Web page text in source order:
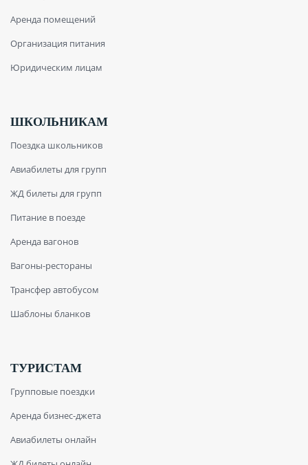
Аренда помещений
Организация питания
Юридическим лицам
ШКОЛЬНИКАМ
Поездка школьников
Авиабилеты для групп
ЖД билеты для групп
Питание в поезде
Аренда вагонов
Вагоны-рестораны
Трансфер автобусом
Шаблоны бланков
ТУРИСТАМ
Групповые поездки
Аренда бизнес-джета
Авиабилеты онлайн